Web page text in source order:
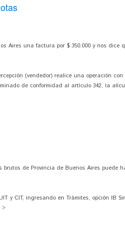
Aires una factura por $ 350.000 y nos dice
(vendedor) realice una operación
de conformidad al artículo 342, la
de Provincia de Buenos Aires puede
y CIT, ingresando en Trámites, opción IB
>